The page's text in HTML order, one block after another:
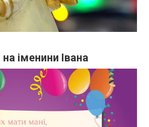
іменини Івана